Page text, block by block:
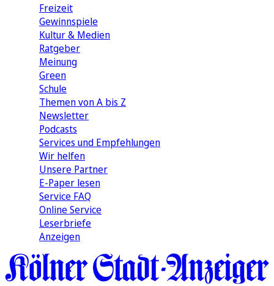
Freizeit
Gewinnspiele
Kultur & Medien
Ratgeber
Meinung
Green
Schule
Themen von A bis Z
Newsletter
Podcasts
Services und Empfehlungen
Wir helfen
Unsere Partner
E-Paper lesen
Service FAQ
Online Service
Leserbriefe
Anzeigen